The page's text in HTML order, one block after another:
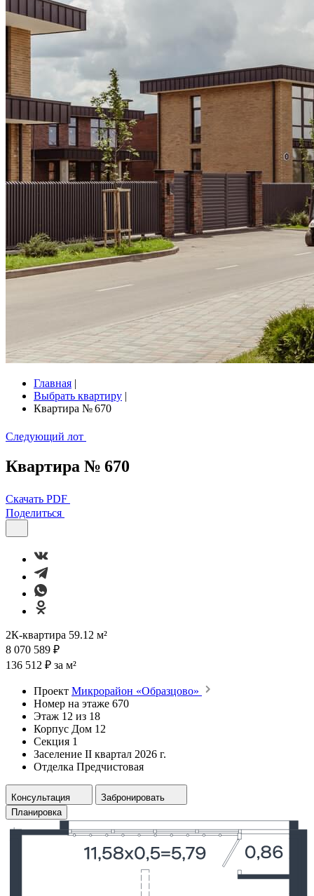
Главная |
Выбрать квартиру |
Квартира № 670
Следующий лот
Квартира № 670
Скачать PDF
Поделиться
2К-квартира 59.12 м²
8 070 589 ₽
136 512 ₽ за м²
Проект Микрорайон «Образцово»
Номер на этаже 670
Этаж 12 из 18
Корпус Дом 12
Секция 1
Заселение II квартал 2026 г.
Отделка Предчистовая
Консультация
Забронировать
Планировка